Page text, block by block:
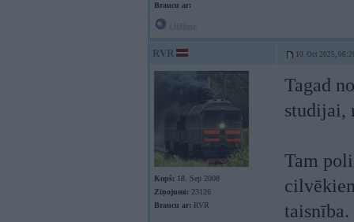
Braucu ar:
RVR 10. Oct 2025,
Kopš: 18. Sep 2008
Ziņojumi: 23126
Braucu ar: RVR
Tagad
studijai,
Tam
taisnība.